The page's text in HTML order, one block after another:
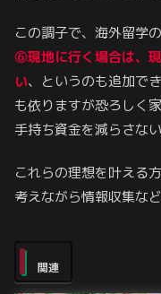
この調子で、海外留学
⑥現地に行く場合は、
い、というのも追加で
も依りますが恐ろしく
手持ち資金を減らさな
これらの理想を叶える
考えながら情報収集な
関連